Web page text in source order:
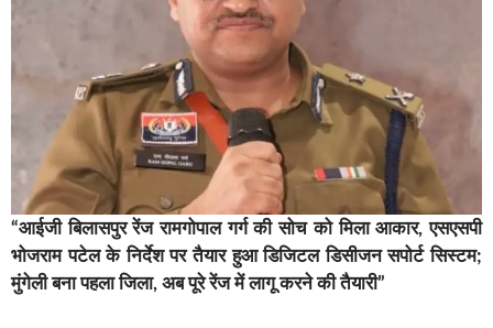
“आईजी बिलासपुर रेंज रामगोपाल गर्ग की सोच को मिला आकार, एसएसपी
भोजराम पटेल के निर्देश पर तैयार हुआ डिजिटल डिसीजन सपोर्ट सिस्टम;
मुंगेली बना पहला जिला, अब पूरे रेंज में लागू करने की तैयारी”